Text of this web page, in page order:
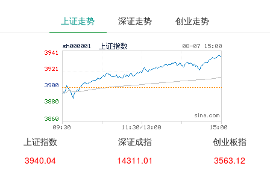
上证走势 深证走势 创业走势
上证指数
3940.04
深证成指
14311.01
创业板指
3563.12